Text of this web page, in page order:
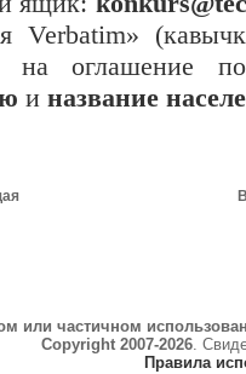
Verbatim»
на оглашение
и название
или частичном
Copyright 2007-2026.
Правила